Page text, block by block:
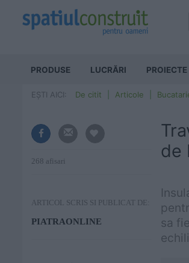
PRODUSE LUCRĂRI PROIECTE
EȘTI AICI: De citit Articole
268 afisari
ARTICOL SCRIS SI PUBLICAT DE:
PIATRAONLINE
de
sa